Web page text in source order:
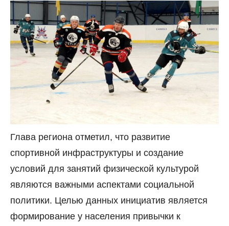
Глава региона отметил, что развитие
спортивной инфраструктуры и создание
условий для занятий физической культурой
являются важными аспектами социальной
политики. Целью данных инициатив является
формирование у населения привычки к